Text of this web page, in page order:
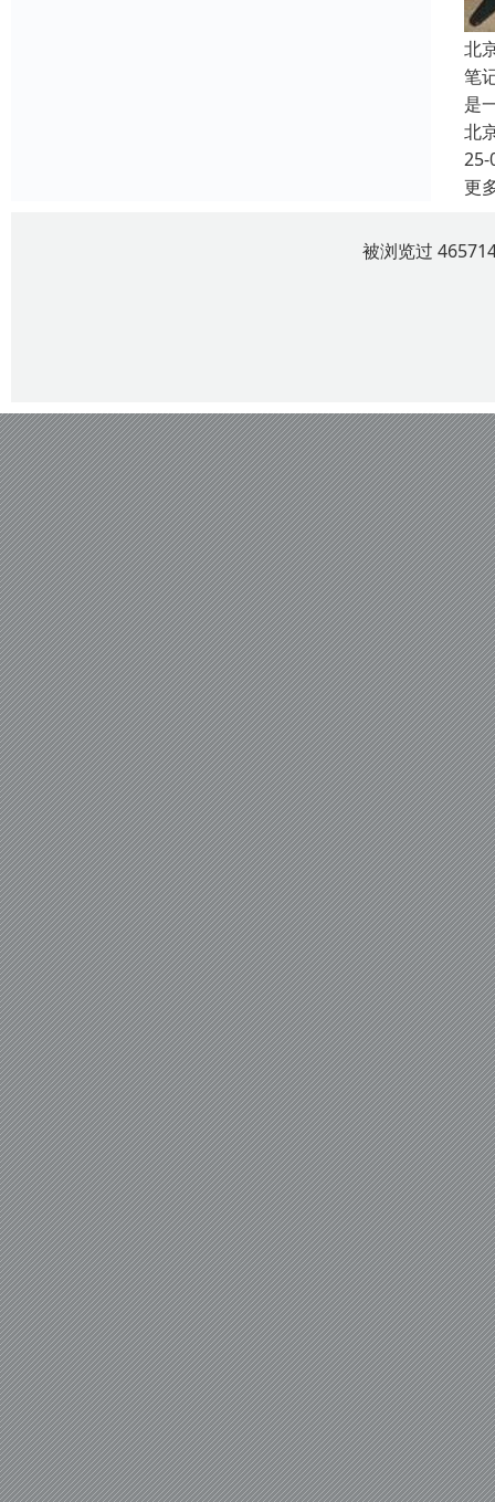
北
笔
是
北
25-
更
被浏览过